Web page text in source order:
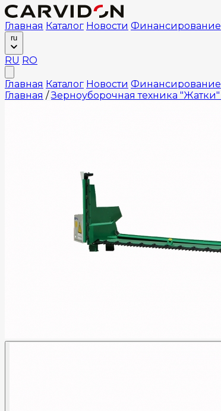
Главная Каталог Новости Финансирование
ru
RU RO
Главная Каталог Новости Финансирование
Главная / Зерноуборочная техника "Жатки"